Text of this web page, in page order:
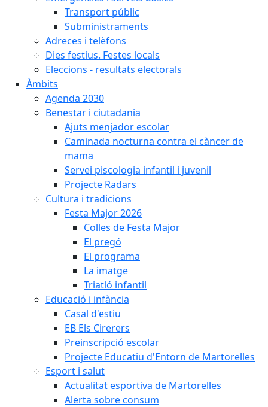
Transport públic
Subministraments
Adreces i telèfons
Dies festius. Festes locals
Eleccions - resultats electorals
Àmbits
Agenda 2030
Benestar i ciutadania
Ajuts menjador escolar
Caminada nocturna contra el càncer de
mama
Servei piscologia infantil i juvenil
Projecte Radars
Cultura i tradicions
Festa Major 2026
Colles de Festa Major
El pregó
El programa
La imatge
Triatló infantil
Educació i infància
Casal d'estiu
EB Els Cirerers
Preinscripció escolar
Projecte Educatiu d'Entorn de Martorelles
Esport i salut
Actualitat esportiva de Martorelles
Alerta sobre consum